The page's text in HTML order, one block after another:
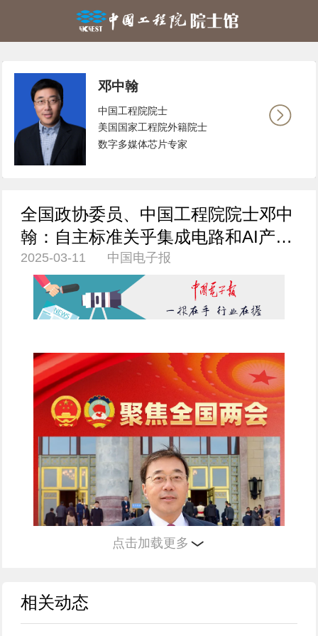
邓中翰
中国工程院院士
美国国家工程院外籍院士
数字多媒体芯片专家
全国政协委员、中国工程院院士邓中
翰：自主标准关乎集成电路和AI产业
话语权 | 两会专访
2025-03-11 中国电子报
点击加载更多
相关动态